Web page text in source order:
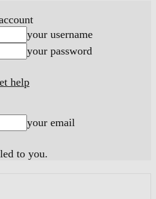
your username
your password
help
your email
to you.